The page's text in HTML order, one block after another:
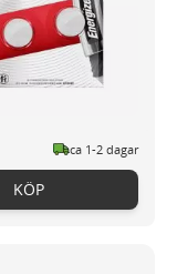
ca 1-2 dagar
KÖP